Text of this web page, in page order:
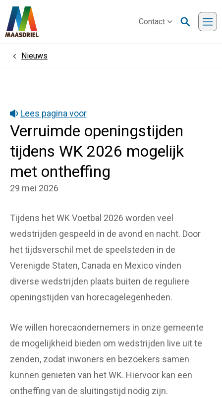
Contact
HomeNieuws
Lees pagina voor
Verruimde openingstijden
tijdens WK 2026 mogelijk
met ontheffing
29 mei 2026
Tijdens het WK Voetbal 2026 worden veel
wedstrijden gespeeld in de avond en nacht. Door
het tijdsverschil met de speelsteden in de
Verenigde Staten, Canada en Mexico vinden
diverse wedstrijden plaats buiten de reguliere
openingstijden van horecagelegenheden.
We willen horecaondernemers in onze gemeente
de mogelijkheid bieden om wedstrijden live uit te
zenden, zodat inwoners en bezoekers samen
kunnen genieten van het WK. Hiervoor kan een
ontheffing van de sluitingstijd nodig zijn.